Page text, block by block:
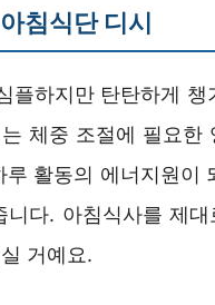
침식단 디시
플하지만 탄탄하게
체중 조절에 필요한
루 활동의 에너지원이
니다. 아침식사를 제
거예요.